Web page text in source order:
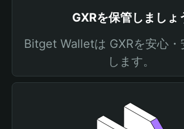
GXRを保管しましょ
Bitget Walletは GXRを安心・
します。